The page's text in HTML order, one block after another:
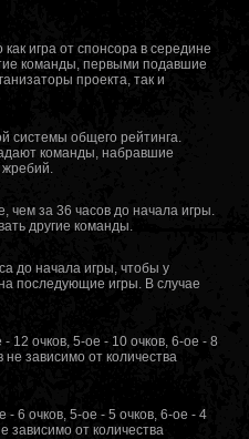
игра от спонсора в середине
команды, первыми подавшие
проекта, так и
системы общего рейтинга.
команды, набравшие
жребий.
чем за 36 часов до начала игры.
другие команды.
до начала игры, чтобы у
последующие игры. В случае
12 очков, 5-ое - 10 очков, 6-ое - 8
не зависимо от количества
6 очков, 5-ое - 5 очков, 6-ое - 4
зависимо от количества